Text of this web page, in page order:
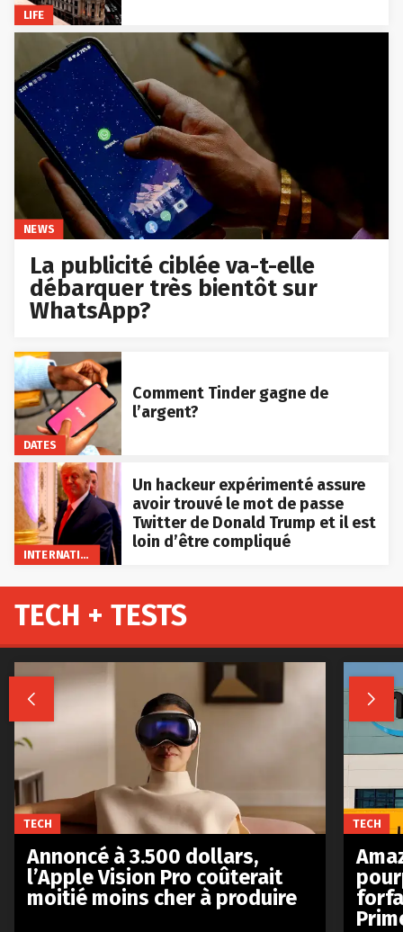
LIFE
NEWS
La publicité ciblée va-t-elle
débarquer très bientôt sur
WhatsApp?
DATES
Comment Tinder gagne de
l’argent?
INTERNATIONAL
Un hackeur expérimenté assure
avoir trouvé le mot de passe
Twitter de Donald Trump et il est
loin d’être compliqué
TECH + TESTS
 
TECH
Annoncé à 3.500 dollars,
l’Apple Vision Pro coûterait
moitié moins cher à produire
TECH